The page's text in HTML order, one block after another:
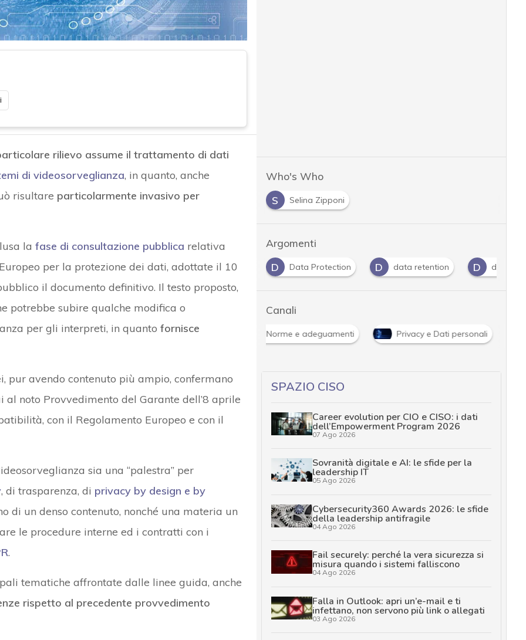
rilievo assume il trattamento di dati
di videosorveglianza, in quanto, anche
risultare particolarmente invasivo per
la fase di consultazione pubblica relativa
per la protezione dei dati, adottate il 10
il documento definitivo. Il testo proposto,
potrebbe subire qualche modifica o
per gli interpreti, in quanto fornisce
pur avendo contenuto più ampio, confermano
noto Provvedimento del Garante dell’8 aprile
con il Regolamento Europeo e con il
sia una “palestra” per
, di trasparenza, di privacy by design e by
di un denso contenuto, nonché una materia un
le procedure interne ed i contratti con i
.
tematiche affrontate dalle linee guida, anche
rispetto al precedente provvedimento
Who's Who
S
Selina Zipponi
Argomenti
A
Accountability D Data Protection D data retention D dati
Canali
Norme e adeguamenti Privacy e Dati personali
SPAZIO CISO
Career evolution per CIO e CISO: i dati
dell’Empowerment Program 2026
07 Ago 2026
Sovranità digitale e AI: le sfide per la
leadership IT
05 Ago 2026
Cybersecurity360 Awards 2026: le sfide
della leadership antifragile
04 Ago 2026
Fail securely: perché la vera sicurezza si
misura quando i sistemi falliscono
04 Ago 2026
Falla in Outlook: apri un’e-mail e ti
infettano, non servono più link o allegati
03 Ago 2026